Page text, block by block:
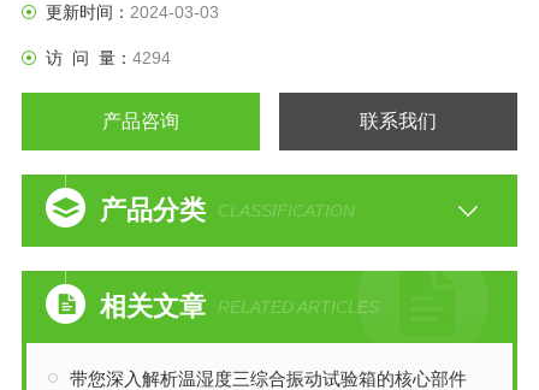
更新时间： 2024-03-03
访 问 量： 4294
产品咨询 联系我们
产品分类 CLASSIFICATION
相关文章 RELATED ARTICLES
带您深入解析温湿度三综合振动试验箱的核心部件